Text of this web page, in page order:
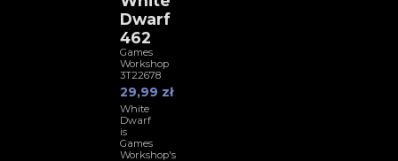
Dwarf
462
Games
Workshop
3T22678
29,99 zł
White
Dwarf
is
Games
Workshop's